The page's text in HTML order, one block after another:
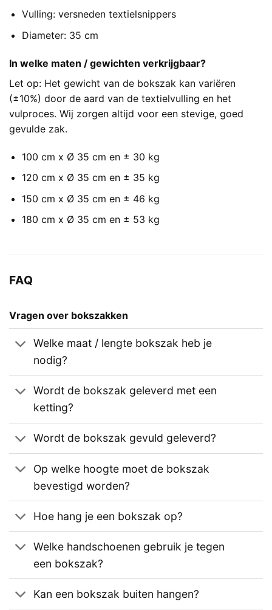
Vulling: versneden textielsnippers
Diameter: 35 cm
In welke maten / gewichten verkrijgbaar?
Let op: Het gewicht van de bokszak kan variëren
(±10%) door de aard van de textielvulling en het
vulproces. Wij zorgen altijd voor een stevige, goed
gevulde zak.
100 cm x Ø 35 cm en ± 30 kg
120 cm x Ø 35 cm en ± 35 kg
150 cm x Ø 35 cm en ± 46 kg
180 cm x Ø 35 cm en ± 53 kg
FAQ
Vragen over bokszakken
Welke maat / lengte bokszak heb je
nodig?
Wordt de bokszak geleverd met een
ketting?
Wordt de bokszak gevuld geleverd?
Op welke hoogte moet de bokszak
bevestigd worden?
Hoe hang je een bokszak op?
Welke handschoenen gebruik je tegen
een bokszak?
Kan een bokszak buiten hangen?